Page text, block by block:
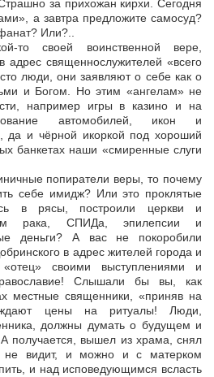
за прихожан кирхи. Сегодня
а завтра предложите самосуд?
Или?..
то своей воинственной вере,
адрес священнослужителей «всего
люди, они заявляют о себе как о
и Богом. Но этим «ангелам» не
например игры в казино и на
автомобилей, икон и
да и чёрной икоркой под хороший
банкетах наши «смиренные слуги
попиратели веры, то почему
себе имидж? Или это проклятые
в рясы, построили церкви и
рака, СПИДа, эпилепсии и
деньги? А вас не покоробили
в адрес жителей города и
своими выступлениями и
Слышали бы вы, как
местные священники, «приняв на
цены на ритуалы! Люди,
должны думать о будущем и
получается, вышел из храма, снял
не видит, и можно и с матерком
и над исповедующимся всласть